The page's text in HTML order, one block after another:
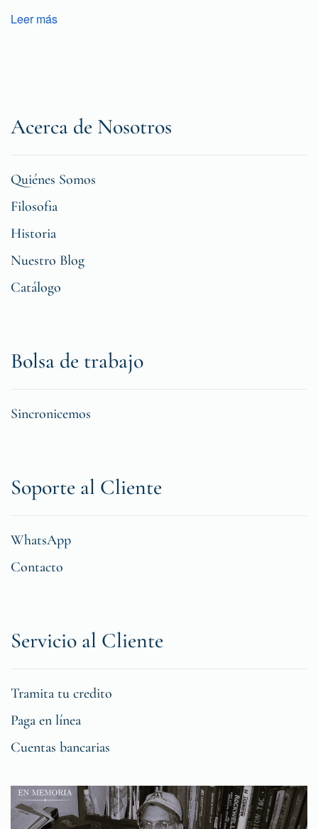
Leer más
Acerca de Nosotros
Quiénes Somos
Filosofia
Historia
Nuestro Blog
Catálogo
Bolsa de trabajo
Sincronicemos
Soporte al Cliente
WhatsApp
Contacto
Servicio al Cliente
Tramita tu credito
Paga en línea
Cuentas bancarias